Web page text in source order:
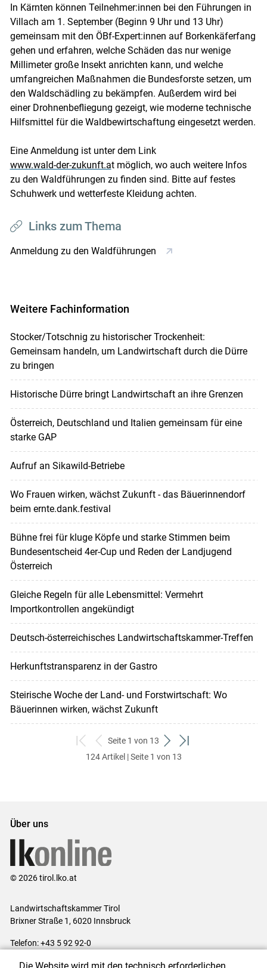
In Kärnten können Teilnehmer:innen bei den Führungen in
Villach am 1. September (Beginn 9 Uhr und 13 Uhr)
gemeinsam mit den ÖBf-Expert:innen auf Borkenkäferfang
gehen und erfahren, welche Schäden das nur wenige
Millimeter große Insekt anrichten kann, und welche
umfangreichen Maßnahmen die Bundesforste setzen, um
den Waldschädling zu bekämpfen. Außerdem wird bei
einer Drohnenbefliegung gezeigt, wie moderne technische
Hilfsmittel für die Waldbewirtschaftung eingesetzt werden.
Eine Anmeldung ist unter dem Link
www.wald-der-zukunft.at möglich, wo auch weitere Infos
zu den Waldführungen zu finden sind. Bitte auf festes
Schuhwerk und wetterfeste Kleidung achten.
Links zum Thema
Anmeldung zu den Waldführungen
Weitere Fachinformation
Stocker/Totschnig zu historischer Trockenheit:
Gemeinsam handeln, um Landwirtschaft durch die Dürre
zu bringen
Historische Dürre bringt Landwirtschaft an ihre Grenzen
Österreich, Deutschland und Italien gemeinsam für eine
starke GAP
Aufruf an Sikawild-Betriebe
Wo Frauen wirken, wächst Zukunft - das Bäuerinnendorf
beim ernte.dank.festival
Bühne frei für kluge Köpfe und starke Stimmen beim
Bundesentscheid 4er-Cup und Reden der Landjugend
Österreich
Gleiche Regeln für alle Lebensmittel: Vermehrt
Importkontrollen angekündigt
Deutsch-österreichisches Landwirtschaftskammer-Treffen
Herkunftstransparenz in der Gastro
Steirische Woche der Land- und Forstwirtschaft: Wo
Bäuerinnen wirken, wächst Zukunft
zum
ersten
zurück
zum
Seite 1 von 13
weiter
zum
zum
124 Artikel | Seite 1 von 13
Über uns
© 2026 tirol.lko.at
Landwirtschaftskammer Tirol
Brixner Straße 1, 6020 Innsbruck
Telefon: +43 5 92 92-0